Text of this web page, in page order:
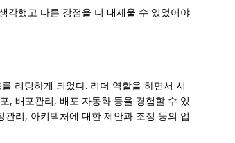
각했고 다른 강점을 더 내세울 수 있었어야
리딩하게 되었다. 리더 역할을 하면서 시
, 배포관리, 배포 자동화 등을 경험할 수 있
리, 아키텍처에 대한 제안과 조정 등의 업